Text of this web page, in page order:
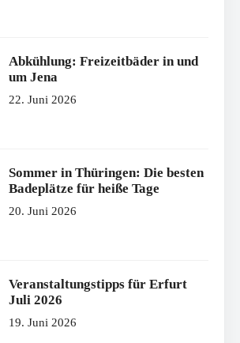
Abkühlung: Freizeitbäder in und
um Jena
22. Juni 2026
Sommer in Thüringen: Die besten
Badeplätze für heiße Tage
20. Juni 2026
Veranstaltungstipps für Erfurt
Juli 2026
19. Juni 2026